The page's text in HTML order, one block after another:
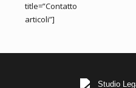
title=”Contatto
articoli”]